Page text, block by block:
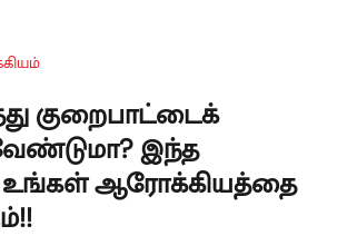
குறைபாட்டைக்
இந்த
ஆரோக்கியத்தை